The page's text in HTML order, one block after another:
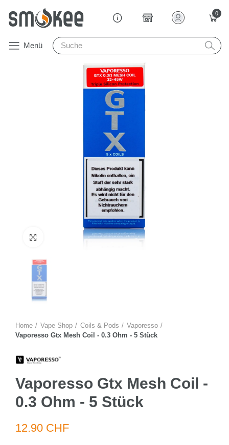
0
Menü
Zum Vergrössern anklicken
Home Vape Shop Coils & Pods
Vaporesso
Vaporesso Gtx Mesh Coil - 0.3 Ohm - 5 Stück
Vaporesso Gtx Mesh Coil -
0.3 Ohm - 5 Stück
12.90 CHF